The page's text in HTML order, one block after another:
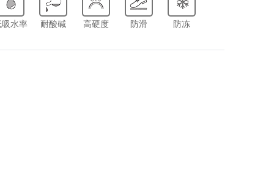
吸水率 耐酸碱 高硬度 防滑 防冻